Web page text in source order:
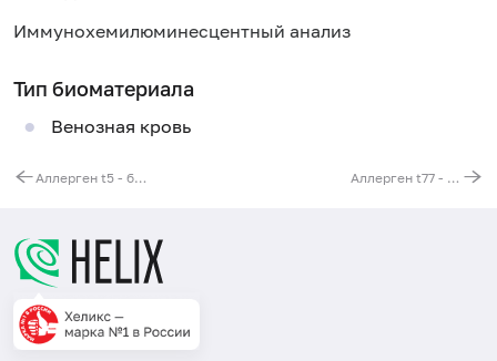
Иммунохемилюминесцентный анализ
Тип биоматериала
Венозная кровь
Аллерген t5 - бук, IgE Аллерген t77 - дуб смешанный, IgE